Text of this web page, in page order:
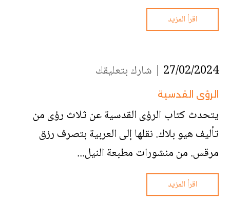
اقرأ المزيد
27/02/2024 | شارك بتعليقك
الرؤى القدسية
يتحدث كتاب الرؤى القدسية عن ثلاث رؤى من
تأليف هيو بلاك. نقلها إلى العربية بتصرف رزق
مرقس. من منشورات مطبعة النيل...
اقرأ المزيد